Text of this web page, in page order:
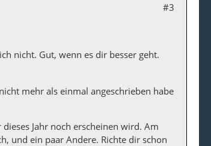
#3
nicht. Gut, wenn es dir besser geht.
mehr als einmal angeschrieben habe
Jahr noch erscheinen wird. Am
und ein paar Andere. Richte dir schon